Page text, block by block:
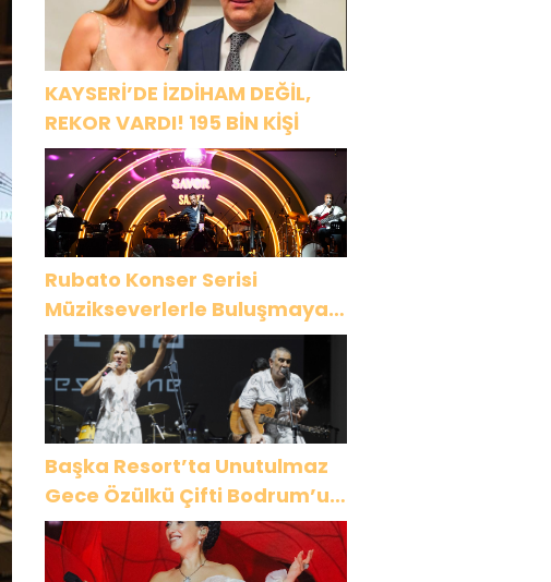
KAYSERİ’DE İZDİHAM DEĞİL,
REKOR VARDI! 195 BİN KİŞİ
Rubato Konser Serisi
Müzikseverlerle Buluşmaya
Devam Ediyor
Başka Resort’ta Unutulmaz
Gece Özülkü Çifti Bodrum’u
Büyüledi